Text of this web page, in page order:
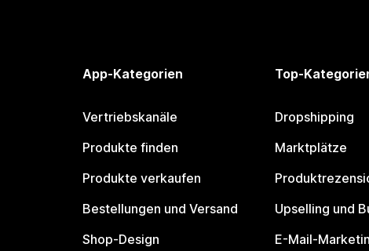
App-Kategorien
Vertriebskanäle
Produkte finden
Produkte verkaufen
Bestellungen und Versand
Shop-Design
Top-
Dropshipping
Marktplätze
Upselling und
E-Mail-